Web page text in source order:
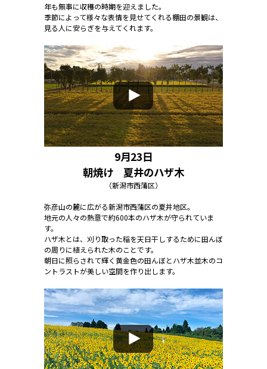
年も無事に収穫の時期を迎えました。
季節によって様々な表情を見せてくれる棚田の景観は、
見る人に安らぎを与えてくれます。
9月23日
朝焼け 夏井のハザ木
（新潟市西蒲区）
弥彦山の麓に広がる新潟市西蒲区の夏井地区。
地元の人々の熱意で約600本のハザ木が守られていま
す。
ハザ木とは、刈り取った稲を天日干しするために田んぼ
の周りに植えられた木のことです。
朝日に照らされて輝く黄金色の田んぼとハザ木並木のコ
ントラストが美しい空間を作り出します。